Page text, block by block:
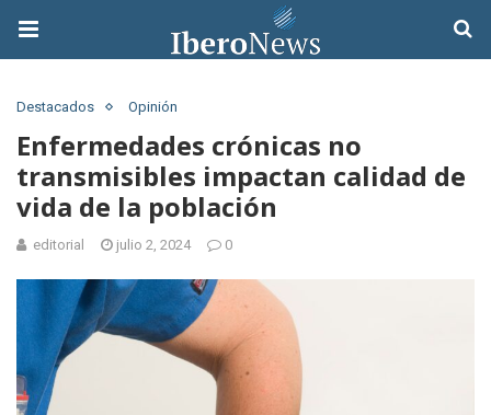
Destacados Opinión
Enfermedades crónicas no
transmisibles impactan calidad de
vida de la población
editorial julio 2, 2024 0